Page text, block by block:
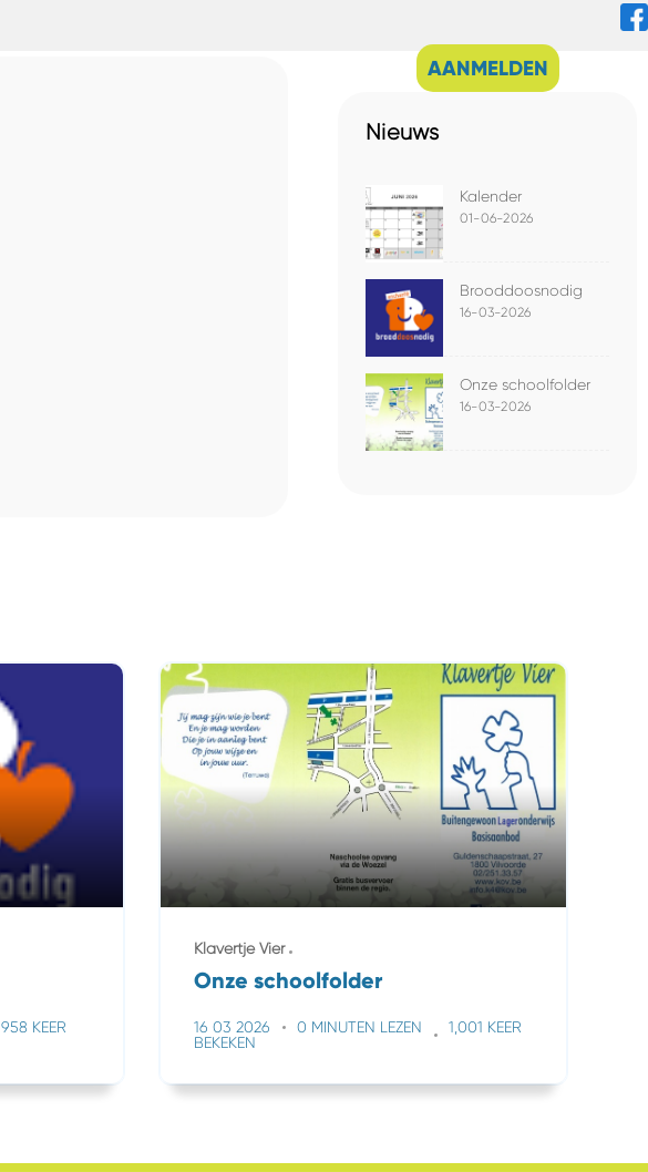
AANMELDEN
Nieuws
Kalender
01-06-2026
Brooddoosnodig
16-03-2026
Onze schoolfolder
16-03-2026
958 KEER
Klavertje Vier
Onze schoolfolder
16 03 2026 0 MINUTEN LEZEN
1,001 KEER
BEKEKEN